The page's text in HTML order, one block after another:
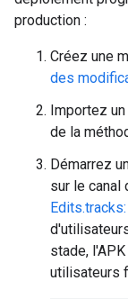
production :
Créez une
des
Importez
de la
Démarrez
sur le canal
stade,
utilisateurs